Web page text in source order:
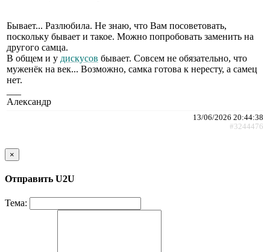
Бывает... Разлюбила. Не знаю, что Вам посоветовать,
поскольку бывает и такое. Можно попробовать заменить на
другого самца.
В общем и у дискусов бывает. Совсем не обязательно, что
муженёк на век... Возможно, самка готова к нересту, а самец
нет.
Александр
13/06/2026 20:44:38
#3244476
×
Отправить U2U
Тема: